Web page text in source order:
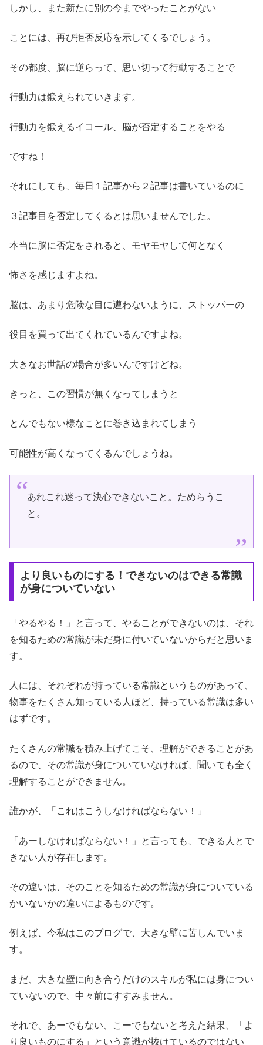
しかし、また新たに別の今までやったことがない
ことには、再び拒否反応を示してくるでしょう。
その都度、脳に逆らって、思い切って行動することで
行動力は鍛えられていきます。
行動力を鍛えるイコール、脳が否定することをやる
ですね！
それにしても、毎日１記事から２記事は書いているのに
３記事目を否定してくるとは思いませんでした。
本当に脳に否定をされると、モヤモヤして何となく
怖さを感じますよね。
脳は、あまり危険な目に遭わないように、ストッパーの
役目を買って出てくれているんですよね。
大きなお世話の場合が多いんですけどね。
きっと、この習慣が無くなってしまうと
とんでもない様なことに巻き込まれてしまう
可能性が高くなってくるんでしょうね。
あれこれ迷って決心できないこと。ためらうこ
と。
より良いものにする！できないのはできる常識
が身についていない
「やるやる！」と言って、やることができないのは、それ
を知るための常識が未だ身に付いていないからだと思いま
す。
人には、それぞれが持っている常識というものがあって、
物事をたくさん知っている人ほど、持っている常識は多い
はずです。
たくさんの常識を積み上げてこそ、理解ができることがあ
るので、その常識が身についていなければ、聞いても全く
理解することができません。
誰かが、「これはこうしなければならない！」
「あーしなければならない！」と言っても、できる人とで
きない人が存在します。
その違いは、そのことを知るための常識が身についている
かいないかの違いによるものです。
例えば、今私はこのブログで、大きな壁に苦しんでいま
す。
まだ、大きな壁に向き合うだけのスキルが私には身につい
ていないので、中々前にすすみません。
それで、あーでもない、こーでもないと考えた結果、「よ
り良いものにする」という意識が抜けているのではない